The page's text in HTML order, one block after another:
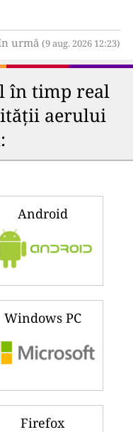
urmă (9 aug. 2026 12:23)
în timp real
aerului
Android
Windows PC
Firefox